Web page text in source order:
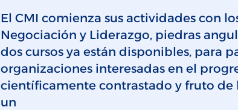
El CMI comienza sus actividades con
Negociación y Liderazgo, piedras
dos cursos ya están disponibles, para
organizaciones interesadas en el
científicamente contrastado y fruto de
un